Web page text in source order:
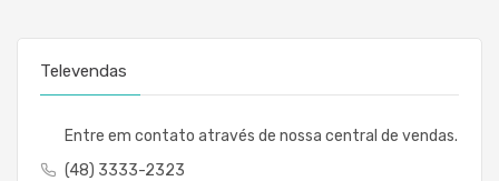
Televendas
Entre em contato através de nossa central de vendas.
(48) 3333-2323